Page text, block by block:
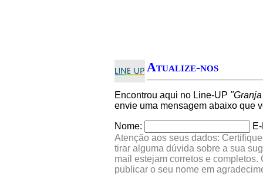
Atualize-nos
Encontrou aqui no Line-UP
envie uma mensagem abaixo que
Nome:
Atenção aos seus dados:
tirar alguma dúvida sobre a sua
mail estejam corretos e
publicar o seu nome em